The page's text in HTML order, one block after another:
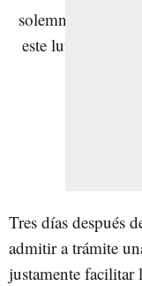
Tres días después
admitir a trámite
justamente facilitar